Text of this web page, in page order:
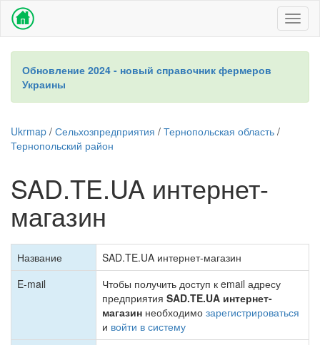
Обновление 2024 - новый справочник фермеров
Украины
Ukrmap / Сельхозпредприятия / Тернопольская область /
Тернопольский район
SAD.TE.UA интернет-
магазин
Название
SAD.TE.UA интернет-магазин
E-mail
Чтобы получить доступ к email адресу
предприятия SAD.TE.UA интернет-
магазин необходимо зарегистрироваться
и войти в систему